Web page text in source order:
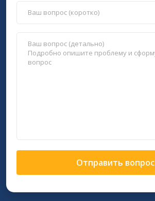
Отправить вопрос